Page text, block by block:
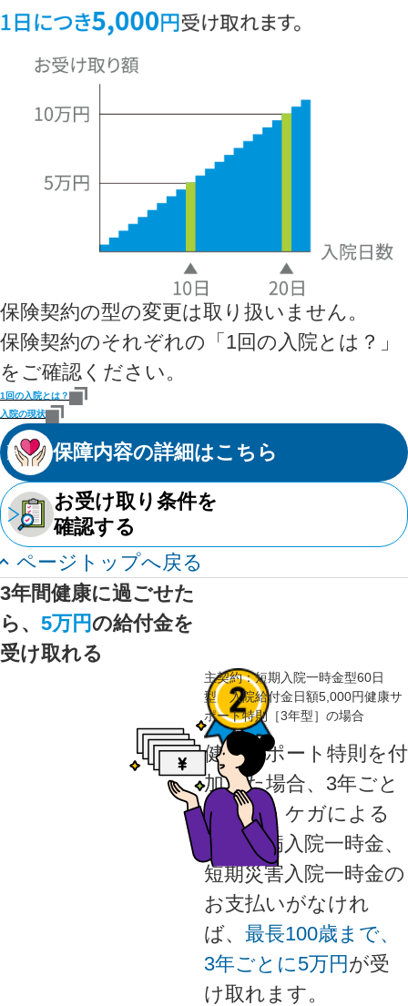
保険契約の型の変更は取り扱いません。
保険契約のそれぞれの「1回の入院とは？」
をご確認ください。
1回の入院とは？
入院の現状
保障内容の詳細はこちら
お受け取り条件を
確認する
ページトップへ戻る
3年間健康に過ごせた
ら、 5万円 の給付金を
受け取れる
主契約：短期入院一時金型60日
型 入院給付金日額5,000円健康サ
ポート特則［3年型］の場合
健康サポート特則を付
加した場合、3年ごと
に病気・ケガによる
短期疾病入院一時金、
短期災害入院一時金の
お支払いがなけれ
ば、 最長100歳まで、
3年ごとに5万円 が受
け取れます。